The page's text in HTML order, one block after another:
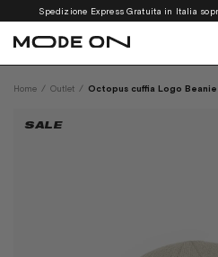
Spedizione Express Gratuita in Italia
Home / Outlet / Octopus cuffia Logo
SALE